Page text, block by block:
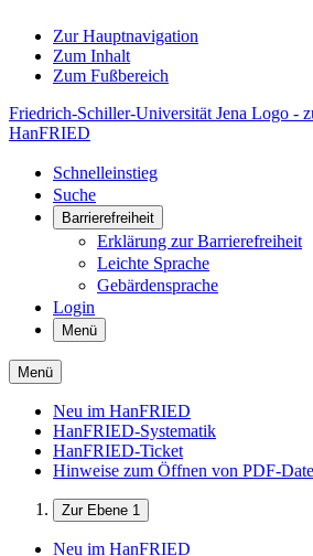
Zur Hauptnavigation
Zum Inhalt
Zum Fußbereich
Friedrich-Schiller-Universität Jena Logo -
HanFRIED
Schnelleinstieg
Suche
Barrierefreiheit
Erklärung zur Barrierefreiheit
Leichte Sprache
Gebärdensprache
Login
Menü
Menü
Neu im HanFRIED
HanFRIED-Systematik
HanFRIED-Ticket
Hinweise zum Öffnen von PDF-
Zur Ebene 1
Neu im HanFRIED